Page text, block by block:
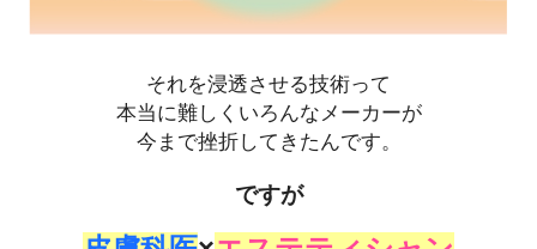
それを浸透させる技術って
本当に難しくいろんなメーカーが
今まで挫折してきたんです。
ですが